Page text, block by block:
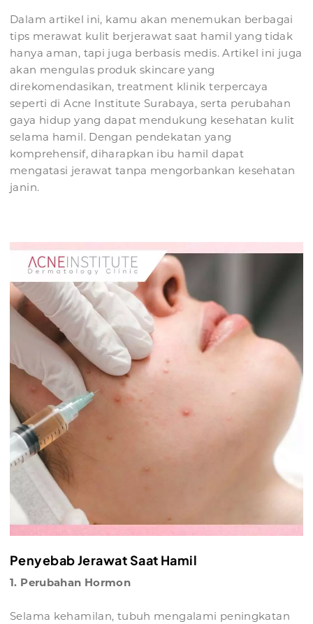
Dalam artikel ini, kamu akan menemukan berbagai
tips merawat kulit berjerawat saat hamil yang tidak
hanya aman, tapi juga berbasis medis. Artikel ini juga
akan mengulas produk skincare yang
direkomendasikan, treatment klinik terpercaya
seperti di Acne Institute Surabaya, serta perubahan
gaya hidup yang dapat mendukung kesehatan kulit
selama hamil. Dengan pendekatan yang
komprehensif, diharapkan ibu hamil dapat
mengatasi jerawat tanpa mengorbankan kesehatan
janin.
Penyebab Jerawat Saat Hamil
1. Perubahan Hormon
Selama kehamilan, tubuh mengalami peningkatan